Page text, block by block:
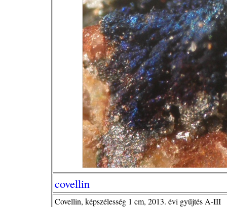
covellin
Covellin, képszélesség 1 cm, 2013. évi gyűjtés A-III